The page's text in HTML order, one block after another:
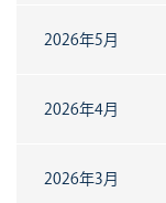
2026年5月
2026年4月
2026年3月